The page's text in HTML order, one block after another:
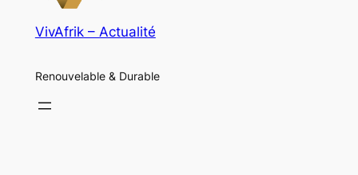
VivAfrik – Actualité
Renouvelable & Durable